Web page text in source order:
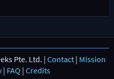
Pte. Ltd. | Contact | Mission
| FAQ | Credits